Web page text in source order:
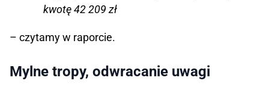
kwotę 42 209 zł
– czytamy w raporcie.
Mylne tropy, odwracanie uwagi